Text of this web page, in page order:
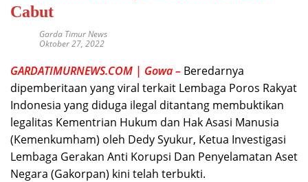
Cabut
Garda Timur News
Oktober 27, 2022
GARDATIMURNEWS.COM | Gowa – Beredarnya
dipemberitaan yang viral terkait Lembaga Poros Rakyat
Indonesia yang diduga ilegal ditantang membuktikan
legalitas Kementrian Hukum dan Hak Asasi Manusia
(Kemenkumham) oleh Dedy Syukur, Ketua Investigasi
Lembaga Gerakan Anti Korupsi Dan Penyelamatan Aset
Negara (Gakorpan) kini telah terbukti.